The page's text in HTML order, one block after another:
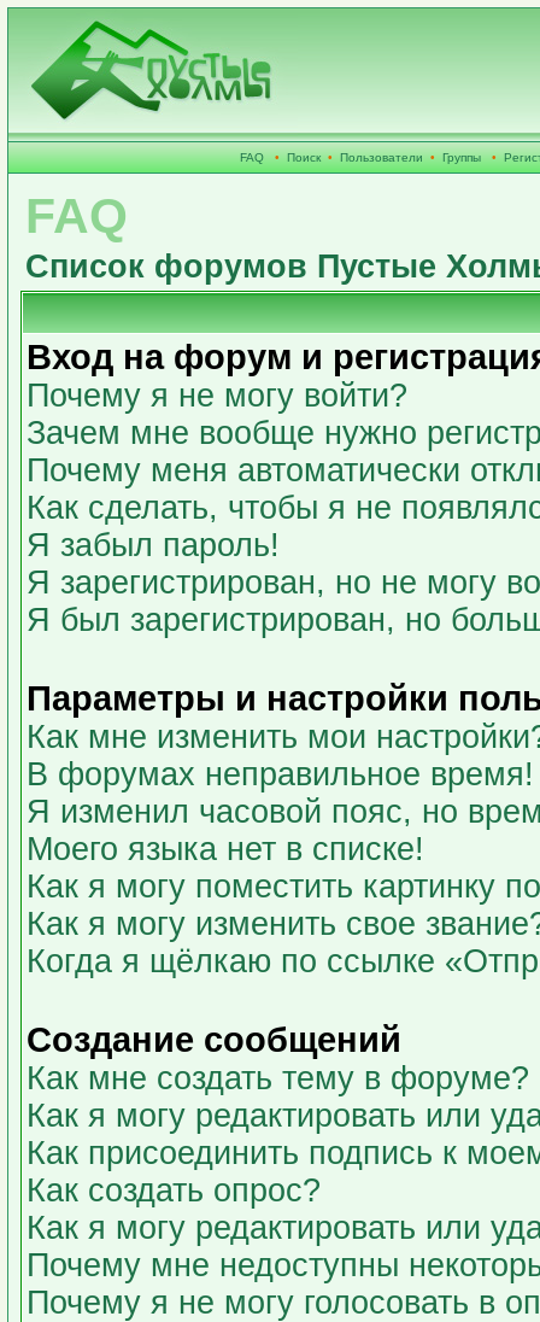
FAQ • Поиск • Пользователи • Группы •
FAQ
Список форумов Пустые
Вход на форум и
Почему я не могу войти?
Зачем мне вообще нужно
Почему меня автоматически
Как сделать, чтобы я не
Я забыл пароль!
Я зарегистрирован, но не могу
Я был зарегистрирован, но
Параметры и настройки
Как мне изменить мои
В форумах неправильное время!
Я изменил часовой пояс, но
Моего языка нет в списке!
Как я могу поместить картинку
Как я могу изменить свое
Когда я щёлкаю по ссылке
Создание сообщений
Как мне создать тему в форуме?
Как я могу редактировать или
Как присоединить подпись к
Как создать опрос?
Как я могу редактировать или
Почему мне недоступны
Почему я не могу голосовать в